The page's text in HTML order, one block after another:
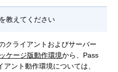
教えてください
クライアントおよびサーバー
ケージ版動作環境から、Pass
ント動作環境については、